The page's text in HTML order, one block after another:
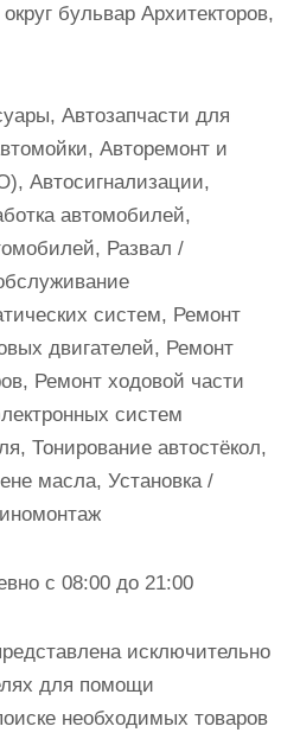
бульвар Архитекторов,
Автозапчасти для
Авторемонт и
Автосигнализации,
автомобилей,
Развал /
систем, Ремонт
двигателей, Ремонт
Ремонт ходовой части
систем
Тонирование автостёкол,
масла, Установка /
с 08:00 до 21:00
исключительно
для помощи
необходимых товаров